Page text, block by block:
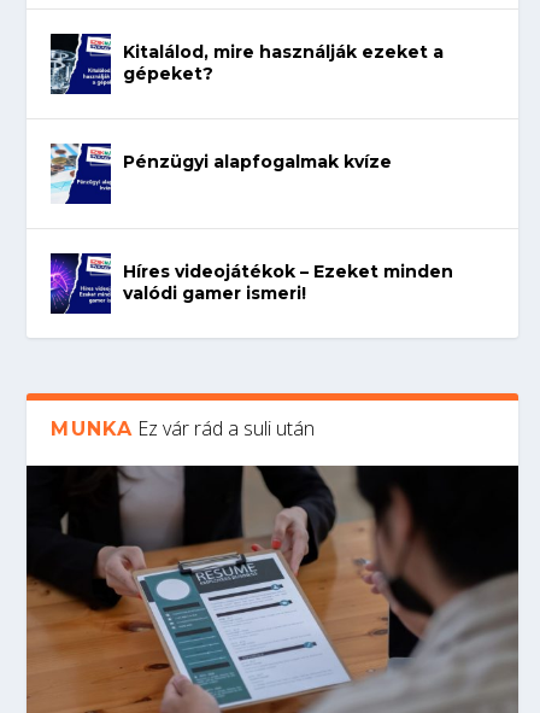
Kitalálod, mire használják ezeket a
gépeket?
Pénzügyi alapfogalmak kvíze
Híres videojátékok – Ezeket minden
valódi gamer ismeri!
MUNKA Ez vár rád a suli után